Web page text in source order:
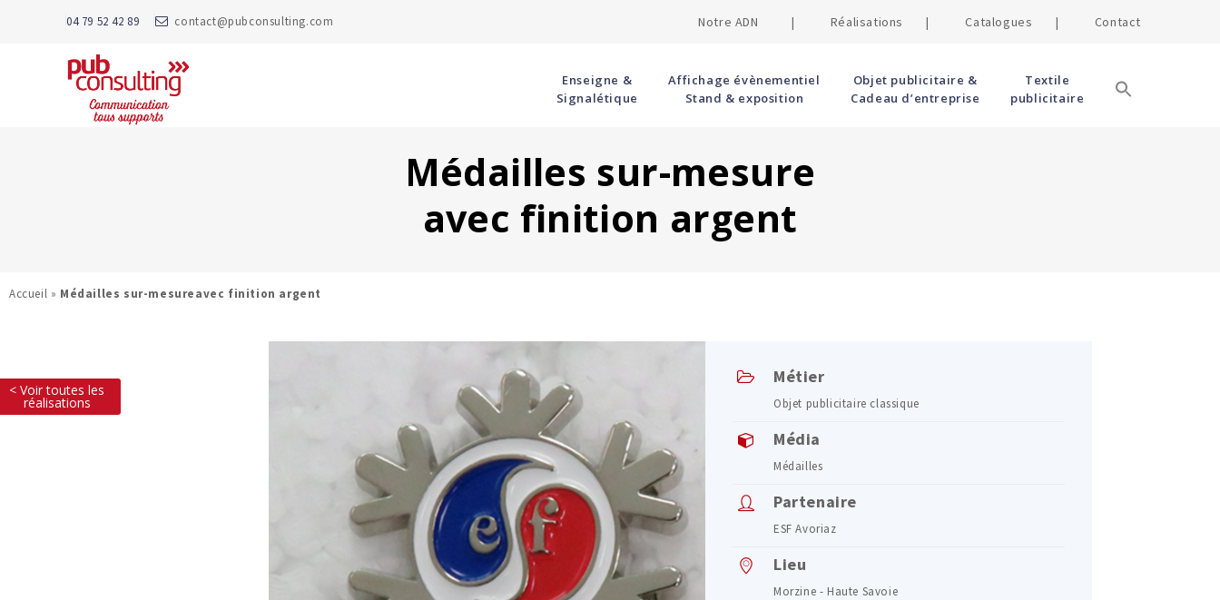
04 79 52 42 89 contact@pubconsulting.com Notre ADN | Réalisations | Catalogues | Contact
Enseigne &
Signalétique
Affichage évènementiel
Stand & exposition
Objet publicitaire &
Cadeau d’entreprise
Textile
publicitaire
Médailles sur-mesure
avec finition argent
Accueil » Médailles sur-mesureavec finition argent
< Voir toutes les
réalisations
Métier
Objet publicitaire classique
Média
Médailles
Partenaire
ESF Avoriaz
Lieu
Morzine - Haute Savoie